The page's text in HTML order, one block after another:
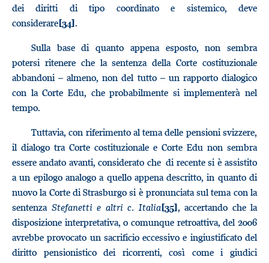
dei diritti di tipo coordinato e sistemico, deve
considerare[34].
Sulla base di quanto appena esposto, non sembra
potersi ritenere che la sentenza della Corte costituzionale
abbandoni – almeno, non del tutto – un rapporto dialogico
con la Corte Edu, che probabilmente si implementerà nel
tempo.
Tuttavia, con riferimento al tema delle pensioni svizzere,
il dialogo tra Corte costituzionale e Corte Edu non sembra
essere andato avanti, considerato che di recente si è assistito
a un epilogo analogo a quello appena descritto, in quanto di
nuovo la Corte di Strasburgo si è pronunciata sul tema con la
sentenza Stefanetti e altri c. Italia[35], accertando che la
disposizione interpretativa, o comunque retroattiva, del 2006
avrebbe provocato un sacrificio eccessivo e ingiustificato del
diritto pensionistico dei ricorrenti, così come i giudici